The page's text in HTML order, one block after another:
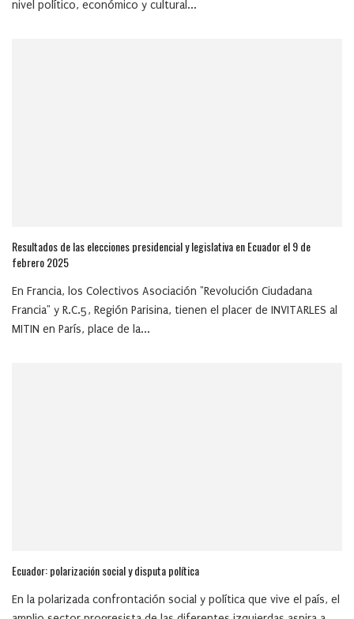
nivel político, económico y cultural...
Resultados de las elecciones presidencial y legislativa en Ecuador el 9 de
febrero 2025
En Francia, los Colectivos Asociación "Revolución Ciudadana
Francia" y R.C.5, Región Parisina, tienen el placer de INVITARLES al
MITIN en París, place de la...
Ecuador: polarización social y disputa política
En la polarizada confrontación social y política que vive el país, el